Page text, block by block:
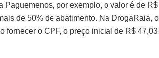
Paguemenos, por exemplo, o valor é de R$
de 50% de abatimento. Na DrogaRaia, o
fornecer o CPF, o preço inicial de R$ 47,03